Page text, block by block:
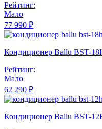
Рейтинг:
Мало
77 990 ₽
Кондиционер Ballu BST-
Рейтинг:
Мало
62 290 ₽
Кондиционер Ballu BST-